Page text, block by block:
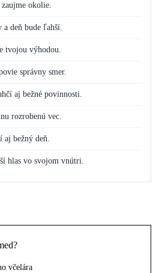
okolie.
deň bude ľahší.
tvojou výhodou.
správny smer.
aj bežné povinnosti.
rozrobenú vec.
bežný deň.
hlas vo svojom vnútri.
včelára